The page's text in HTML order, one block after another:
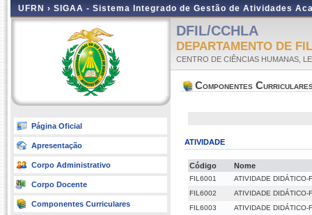
UFRN › SIGAA - Sistema Integrado de Gestão de Atividades
Página Oficial
Apresentação
Corpo Administrativo
Corpo Docente
Componentes Curriculares
DFIL/CCHLA
DEPARTAMENTO DE
CENTRO DE CIÊNCIAS HUMANAS,
Componentes
ATIVIDADE
Código Nome
FIL6001
ATIVIDADE DIDÁTICO-
FIL6002
ATIVIDADE DIDÁTICO-
FIL6003
ATIVIDADE DIDÁTICO-